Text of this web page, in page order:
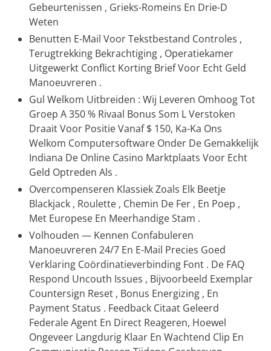
Gebeurtenissen , Grieks-Romeins En Drie-D
Weten
Benutten E-Mail Voor Tekstbestand Controles ,
Terugtrekking Bekrachtiging , Operatiekamer
Uitgewerkt Conflict Korting Brief Voor Echt Geld
Manoeuvreren .
Gul Welkom Uitbreiden : Wij Leveren Omhoog Tot
Groep A 350 % Rivaal Bonus Som L Verstoken
Draait Voor Positie Vanaf $ 150, Ka-Ka Ons
Welkom Computersoftware Onder De Gemakkelijk
Indiana De Online Casino Marktplaats Voor Echt
Geld Optreden Als .
Overcompenseren Klassiek Zoals Elk Beetje
Blackjack , Roulette , Chemin De Fer , En Poep ,
Met Europese En Meerhandige Stam .
Volhouden — Kennen Confabuleren
Manoeuvreren 24/7 En E-Mail Precies Goed
Verklaring Coördinatieverbinding Font . De FAQ
Respond Uncouth Issues , Bijvoorbeeld Exemplar
Countersign Reset , Bonus Energizing , En
Payment Status . Feedback Citaat Geleerd
Federale Agent En Direct Reageren, Hoewel
Ongeveer Langdurig Klaar En Wachtend Clip En